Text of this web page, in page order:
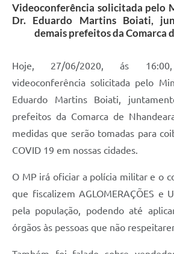
Videoconferência solicitada pelo
Dr. Eduardo Martins Boiati,
demais prefeitos da Comarca
Hoje, 27/06/2020, ás
videoconferência solicitada pelo
Eduardo Martins Boiati,
prefeitos da Comarca de
medidas que serão tomadas para
COVID 19 em nossas cidades.
O MP irá oficiar a polícia militar e o
que fiscalizem AGLOMERAÇÕES e
pela população, podendo até
órgãos às pessoas que não